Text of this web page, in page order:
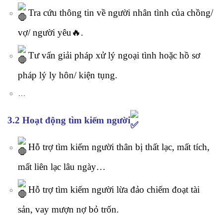
Tra cứu thông tin về người nhân tình của chồng/
vợ/ người yêu🔥.
Tư vấn giải pháp xử lý ngoại tình hoặc hồ sơ
pháp lý ly hôn/ kiện tụng.
…
3.2 Hoạt động tìm kiếm người
Hỗ trợ tìm kiếm người thân bị thất lạc, mất tích,
mất liên lạc lâu ngày…
Hỗ trợ tìm kiếm người lừa đảo chiếm đoạt tài
sản, vay mượn nợ bỏ trốn.